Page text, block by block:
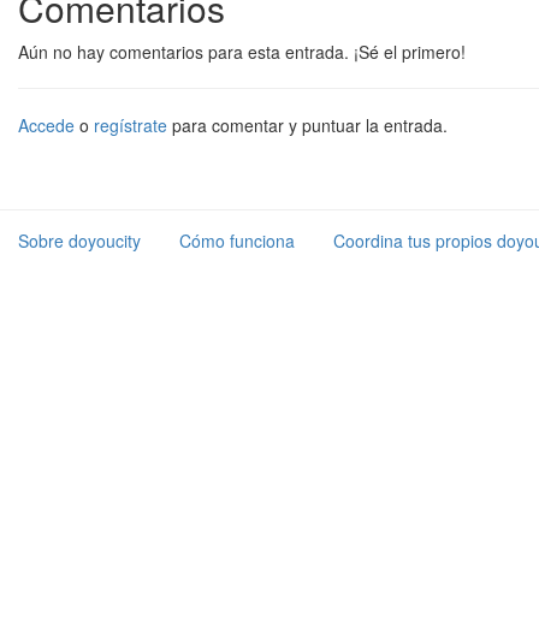
Aún no hay comentarios para esta entrada. ¡Sé el primero!
Accede o regístrate para comentar y puntuar la entrada.
Sobre doyoucity Cómo funciona Coordina tus propios